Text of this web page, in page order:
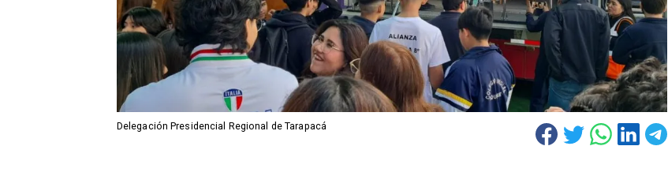
Delegación Presidencial Regional de Tarapacá